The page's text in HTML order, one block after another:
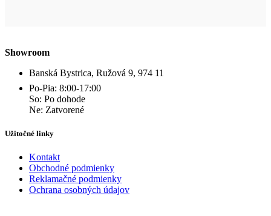
Showroom
Banská Bystrica, Ružová 9, 974 11
Po-Pia: 8:00-17:00
So: Po dohode
Ne: Zatvorené
Užitočné linky
Kontakt
Obchodné podmienky
Reklamačné podmienky
Ochrana osobných údajov